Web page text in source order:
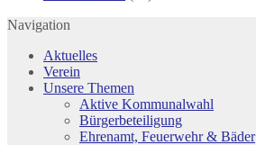
Navigation
Aktuelles
Verein
Unsere Themen
Aktive Kommunalwahl
Bürgerbeteiligung
Ehrenamt, Feuerwehr & Bäder